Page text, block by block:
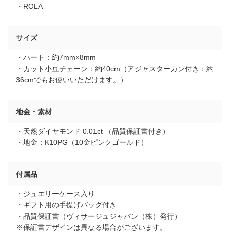
・ROLA
サイズ
・ハート：約7mm×8mm
・カット小豆チェーン：約40cm（アジャスターカン付き：約
36cmでもお使いいただけます。）
地金・素材
・天然ダイヤモンド 0.01ct （品質保証書付き）
・地金：K10PG（10金ピンクゴールド）
付属品
・ジュエリーケース入り
・ギフト用の手提げバッグ付き
・品質保証書（ヴィサージュジャパン（株）発行）
※保証書デザインは異なる場合がございます。